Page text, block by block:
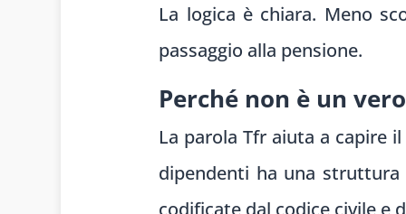
La logica è chiara. Meno
passaggio alla pensione.
Perché non è un
La parola Tfr aiuta a capire
dipendenti ha una
codificate dal codice civile e